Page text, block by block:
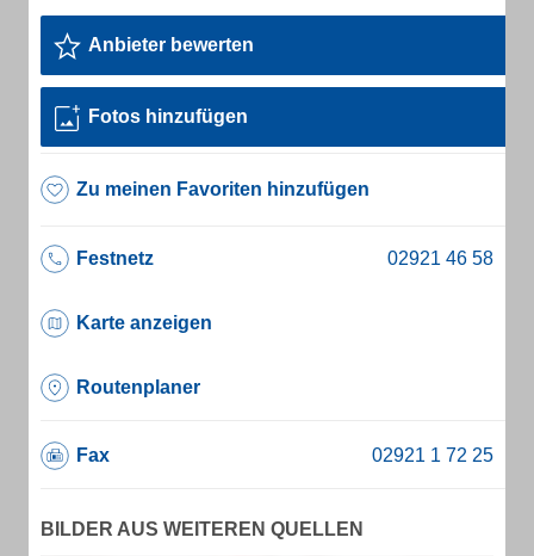
Anbieter bewerten
Fotos hinzufügen
Zu meinen Favoriten hinzufügen
Festnetz
Karte anzeigen
Routenplaner
Fax
BILDER AUS WEITEREN QUELLEN